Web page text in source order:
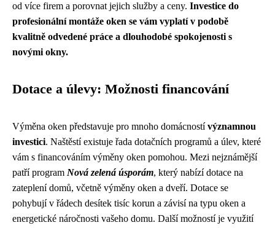
od více firem a porovnat jejich služby a ceny. Investice do
profesionální montáže oken se vám vyplatí v podobě
kvalitně odvedené práce a dlouhodobé spokojenosti s
novými okny.
Dotace a úlevy: Možnosti financování
Výměna oken představuje pro mnoho domácnostívýznamnou
investici. Naštěstí existuje řada dotačních programů a úlev, které
vám s financováním výměny oken pomohou. Mezi nejznámější
patří program Nová zelená úsporám, který nabízí dotace na
zateplení domů, včetně výměny oken a dveří. Dotace se
pohybují v řádech desítek tisíc korun a závisí na typu oken a
energetické náročnosti vašeho domu. Další možností je využití